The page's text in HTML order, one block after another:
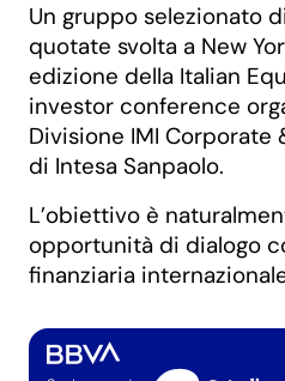
Un gruppo selezionato
quotate svolta a New
edizione della Italian
investor conference
Divisione IMI Corporate
di Intesa Sanpaolo.
L’obiettivo è
opportunità di dialogo
finanziaria